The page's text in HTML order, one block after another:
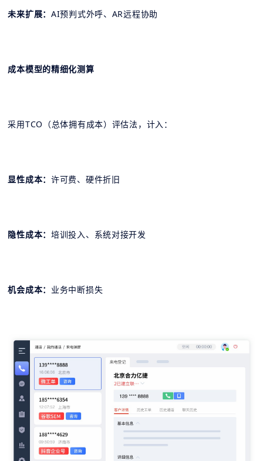
未来扩展：AI预判式外呼、AR远程协助
成本模型的精细化测算
采用TCO（总体拥有成本）评估法，计入：
显性成本：许可费、硬件折旧
隐性成本：培训投入、系统对接开发
机会成本： 业务中断损失